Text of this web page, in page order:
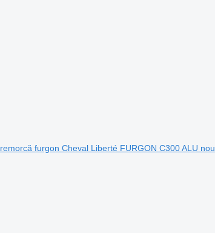
remorcă furgon Cheval Liberté FURGON C300 ALU nou